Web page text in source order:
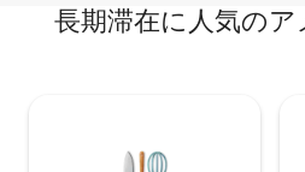
長期滞在に人気の